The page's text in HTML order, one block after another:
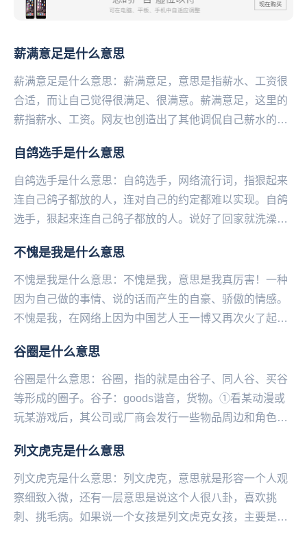
薪满意足是什么意思
薪满意足是什么意思：薪满意足，意思是指薪水、工资很
合适，而让自己觉得很满足、很满意。薪满意足，这里的
薪指薪水、工资。网友也创造出了其他调侃自己薪水的词
意...
自鸽选手是什么意思
自鸽选手是什么意思：自鸽选手，网络流行词，指狠起来
连自己鸽子都放的人，连对自己的约定都难以实现。自鸽
选手，狠起来连自己鸽子都放的人。说好了回家就洗澡
会...
不愧是我是什么意思
不愧是我是什么意思：不愧是我，意思是我真厉害！一种
因为自己做的事情、说的话而产生的自豪、骄傲的情感。
不愧是我，在网络上因为中国艺人王一博又再次火了起
能...
谷圈是什么意思
谷圈是什么意思：谷圈，指的就是由谷子、同人谷、买谷
等形成的圈子。谷‌‌‌‌‌‌‌‌‌子：goods谐音，货物。①看某动漫或
玩某游戏后，其公司或厂商会发行一些物品周边和角色周
列文虎克是什么意思
列文虎克是什么意思：列文虎克，意思就是形容一个人观
察细致入微，还有一层意思是说这个人很八卦，喜欢挑
刺、挑毛病。如果说一个女孩是列文虎克女孩，主要是形